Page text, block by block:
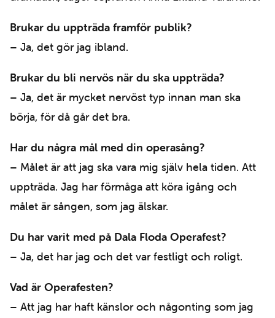
Brukar du uppträda framför publik?
– Ja, det gör jag ibland.
Brukar du bli nervös när du ska uppträda?
– Ja, det är mycket nervöst typ innan man ska
börja, för då går det bra.
Har du några mål med din operasång?
– Målet är att jag ska vara mig själv hela tiden. Att
uppträda. Jag har förmåga att köra igång och
målet är sången, som jag älskar.
Du har varit med på Dala Floda Operafest?
– Ja, det har jag och det var festligt och roligt.
Vad är Operafesten?
– Att jag har haft känslor och någonting som jag